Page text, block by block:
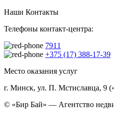
Наши Контакты
Телефоны контакт-центра:
7911
+375 (17) 388-17-39
Место оказания услуг
г. Минск, ул. П. Мстиславца, 9
© «Бир Бай» — Агентство